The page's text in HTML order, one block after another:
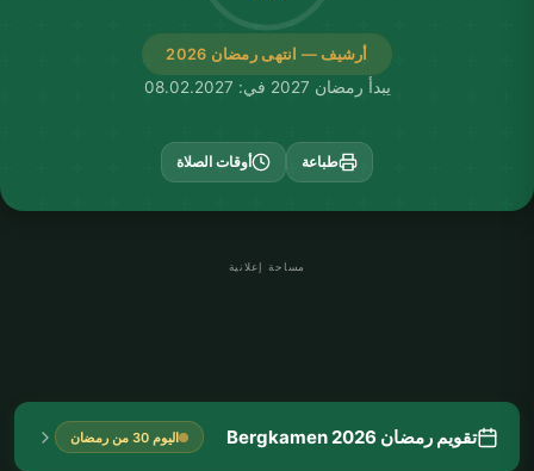
أرشيف — انتهى رمضان 2026
يبدأ رمضان 2027 في: 08.02.2027
طباعة أوقات الصلاة
مساحة إعلانية
تقويم رمضان Bergkamen 2026 اليوم 30 من رمضان